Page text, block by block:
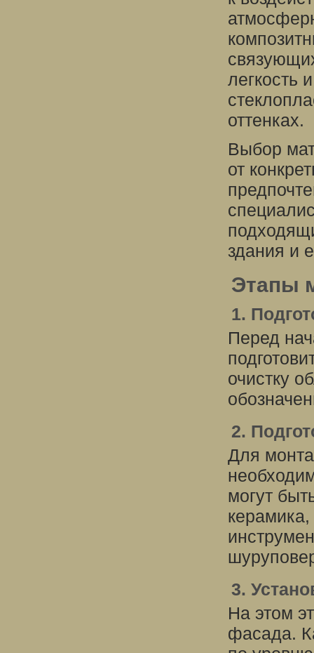
легкость
оттенках.
Выбор
от
здания и
Этапы
1.
Перед
очистку
2.
Для
могут
3.
На этом
фасада.